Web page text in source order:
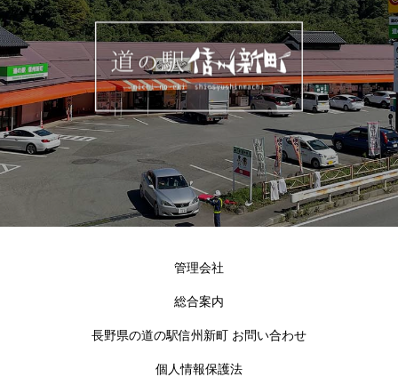
管理会社
総合案内
長野県の道の駅信州新町 お問い合わせ
個人情報保護法